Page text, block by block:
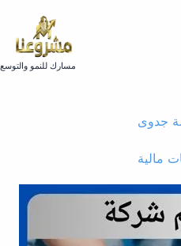
مسارك للنمو والتوسع